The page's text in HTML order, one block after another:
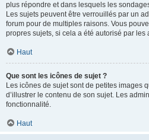
plus répondre et dans lesquels les
Les sujets peuvent être verrouillés par un
forum pour de multiples raisons. Vous
propres sujets, si cela a été autorisé par les
Haut
Que sont les icônes de sujet ?
Les icônes de sujet sont de petites images
d’illustrer le contenu de son sujet. Les
fonctionnalité.
Haut